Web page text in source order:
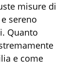
misure di
sereno
Quanto
e come